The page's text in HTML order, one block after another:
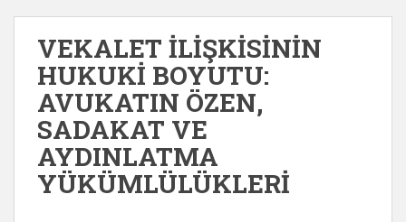
VEKALET İLİŞKİSİNİN
HUKUKİ BOYUTU:
AVUKATIN ÖZEN,
SADAKAT VE
AYDINLATMA
YÜKÜMLÜLÜKLERİ